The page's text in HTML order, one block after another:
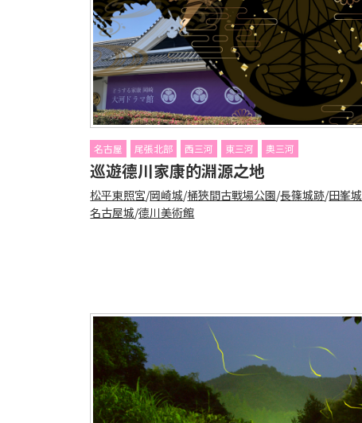
名古屋 尾張北部 西三河 東三河 奧三河
巡遊德川家康的淵源之地
松平東照宮/岡崎城/桶狹間古戰場公園/長篠城跡/田峯城
名古屋城/德川美術館